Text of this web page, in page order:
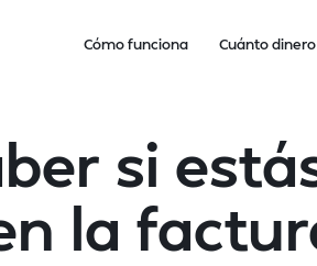
Cómo funciona Cuánto
si
la